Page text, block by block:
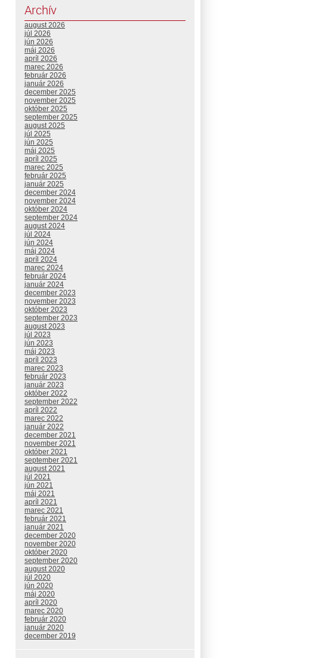
Archív
august 2026
júl 2026
jún 2026
máj 2026
apríl 2026
marec 2026
február 2026
január 2026
december 2025
november 2025
október 2025
september 2025
august 2025
júl 2025
jún 2025
máj 2025
apríl 2025
marec 2025
február 2025
január 2025
december 2024
november 2024
október 2024
september 2024
august 2024
júl 2024
jún 2024
máj 2024
apríl 2024
marec 2024
február 2024
január 2024
december 2023
november 2023
október 2023
september 2023
august 2023
júl 2023
jún 2023
máj 2023
apríl 2023
marec 2023
február 2023
január 2023
október 2022
september 2022
apríl 2022
marec 2022
január 2022
december 2021
november 2021
október 2021
september 2021
august 2021
júl 2021
jún 2021
máj 2021
apríl 2021
marec 2021
február 2021
január 2021
december 2020
november 2020
október 2020
september 2020
august 2020
júl 2020
jún 2020
máj 2020
apríl 2020
marec 2020
február 2020
január 2020
december 2019